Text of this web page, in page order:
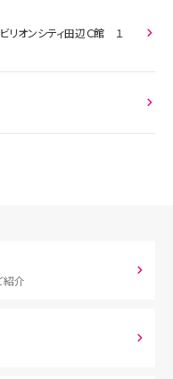
オンシティ田辺Ｃ館 １
紹介